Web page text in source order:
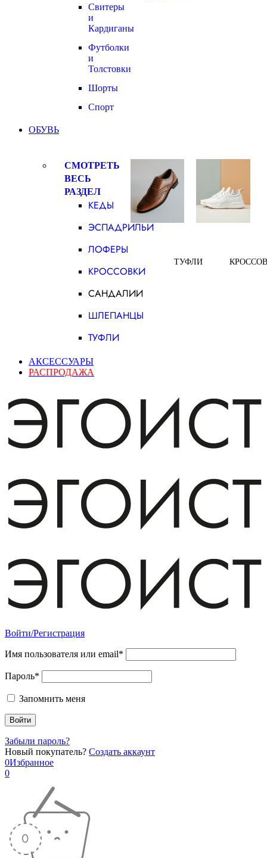
Свитеры
и
Кардиганы
Футболки
и
Толстовки
Шорты
Спорт
ОБУВЬ
СМОТРЕТЬ
ВЕСЬ
РАЗДЕЛ
КЕДЫ
ЭСПАДРИЛЬИ
ЛОФЕРЫ
КРОССОВКИ
САНДАЛИИ
ШЛЕПАНЦЫ
ТУФЛИ
ТУФЛИ
АКСЕССУАРЫ
РАСПРОДАЖА
Войти/Регистрация
Имя пользователя или email*
Пароль*
Запомнить меня
Забыли пароль?
Новый покупатель? Создать аккаунт
0Избранное
0